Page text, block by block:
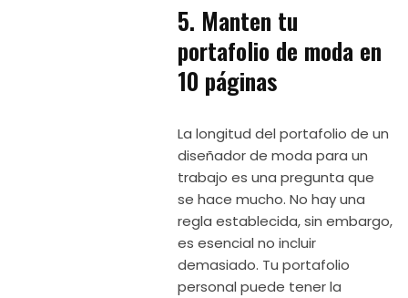
5. Manten tu
portafolio de moda en
10 páginas
La longitud del portafolio de un
diseñador de moda para un
trabajo es una pregunta que
se hace mucho. No hay una
regla establecida, sin embargo,
es esencial no incluir
demasiado. Tu portafolio
personal puede tener la